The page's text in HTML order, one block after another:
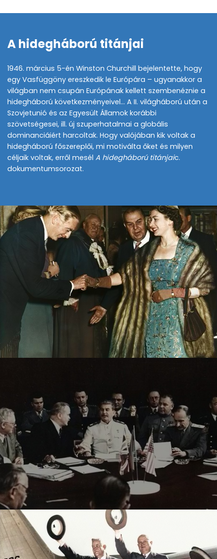
A hidegháború titánjai
1946. március 5-én Winston Churchill bejelentette, hogy
egy Vasfüggöny ereszkedik le Európára – ugyanakkor a
világban nem csupán Európának kellett szembenéznie a
hidegháború következményeivel… A II. világháború után a
Szovjetunió és az Egyesült Államok korábbi
szövetségesei, ill. új szuperhatalmai a globális
dominanciáiért harcoltak. Hogy valójában kik voltak a
hidegháború főszereplői, mi motiválta őket és milyen
céljaik voltak, erről mesél A hidegháború titánjaic.
dokumentumsorozat.